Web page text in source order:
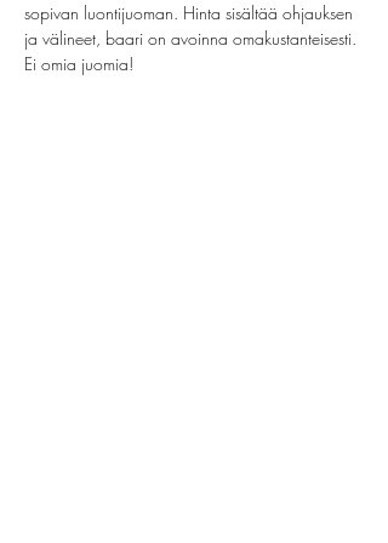
sopivan luontijuoman. Hinta sisältää ohjauksen
ja välineet, baari on avoinna omakustanteisesti.
Ei omia juomia!